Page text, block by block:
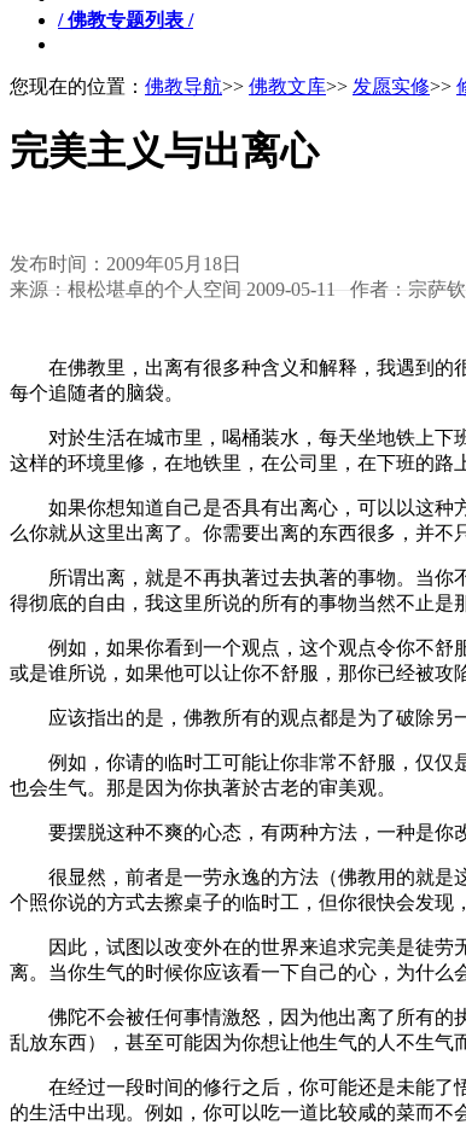
/ 佛教专题列表 /
您现在的位置： 佛教导航>> 佛教文库>> 发愿实修>>
完美主义与出离心
发布时间：2009年05月18日
来源：根松堪卓的个人空间 2009-05-11 作者：宗萨
在佛教里，出离有很多种含义和解释，我遇到的
每个追随者的脑袋。
对於生活在城市里，喝桶装水，每天坐地铁上下班
这样的环境里修，在地铁里，在公司里，在下班的路
如果你想知道自己是否具有出离心，可以以这种方
么你就从这里出离了。你需要出离的东西很多，并不
所谓出离，就是不再执著过去执著的事物。当你
得彻底的自由，我这里所说的所有的事物当然不止是
例如，如果你看到一个观点，这个观点令你不舒服
或是谁所说，如果他可以让你不舒服，那你已经被攻
应该指出的是，佛教所有的观点都是为了破除另一
例如，你请的临时工可能让你非常不舒服，仅仅是
也会生气。那是因为你执著於古老的审美观。
要摆脱这种不爽的心态，有两种方法，一种是你改
很显然，前者是一劳永逸的方法（佛教用的就是这
个照你说的方式去擦桌子的临时工，但你很快会发现
因此，试图以改变外在的世界来追求完美是徒劳无
离。当你生气的时候你应该看一下自己的心，为什么
佛陀不会被任何事情激怒，因为他出离了所有的执
乱放东西），甚至可能因为你想让他生气的人不生气
在经过一段时间的修行之后，你可能还是未能了悟
的生活中出现。例如，你可以吃一道比较咸的菜而不